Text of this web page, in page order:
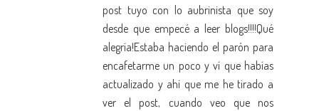
post tuyo con lo aubrinista que soy
desde que empecé a leer blogs!!!!Qué
alegría!Estaba haciendo el parón para
encafetarme un poco y ví que habías
actualizado y ahí que me he tirado a
ver el post, cuando veo que nos